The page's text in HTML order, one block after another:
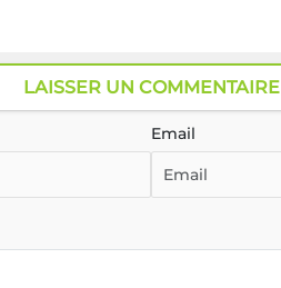
LAISSER UN COMMENTAIRE
Email